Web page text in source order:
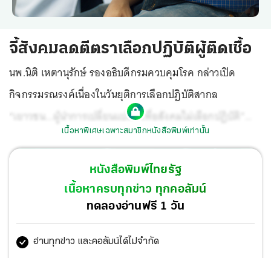
จี้สังคมลดตีตราเลือกปฏิบัติผู้ติดเชื้อ
นพ.นิติ เหตานุรักษ์ รองอธิบดีกรมควบคุมโรค กล่าวเปิด
กิจกรรมรณรงค์เนื่องในวันยุติการเลือกปฏิบัติสากล
“เยาวชน...ผู้นำการเปลี่ยนแปลง เพื่อสังคมไม่เลือกปฏิบัติ”
ตอนหนึ่งว่า ประเทศไทยมุ่งมั่นที่จะยุติปัญหาเอดส์โดยขับ
เคลื่อนยุทธศาสตร์แห่งชาติว่าด้วยการยุติปัญหาเอดส์ ปี พ.ศ.
2560-2573 โดยลดการตีตราและเลือกปฏิบัติ ให้เหลือไม่เกิน
ร้อยละ 10 แต่จากผลสำรวจสถานการณ์เด็กและสตรี
ประเทศไทย ปี พ.ศ.2565 ยังพบว่าประชาชนมีทัศนคติในการ
เลือกปฏิบัติต่อผู้ติดเชื้อเอชไอวีถึงร้อยละ 27.9 พบว่า เยาวชน
เนื้อหาพิเศษเฉพาะสมาชิกหนังสือพิมพ์เท่านั้น
หนังสือพิมพ์ไทยรัฐ
เนื้อหาครบทุกข่าว ทุกคอลัมน์
ทดลองอ่านฟรี 1 วัน
อ่านทุกข่าว และคอลัมน์ได้ไม่จำกัด